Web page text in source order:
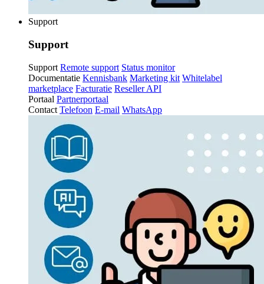
Support
Support
Support Remote support Status monitor
Documentatie Kennisbank Marketing kit Whitelabel
marketplace Facturatie Reseller API
Portaal Partnerportaal
Contact Telefoon E-mail WhatsApp